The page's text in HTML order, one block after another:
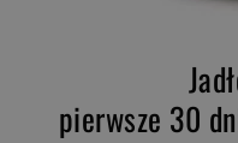
pierwsze 30